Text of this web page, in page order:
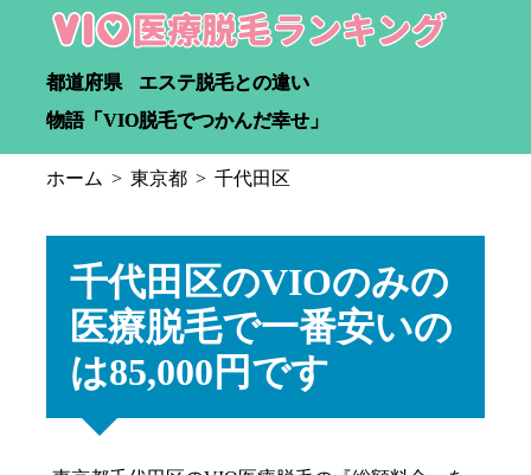
都道府県
エステ脱毛との違い
物語「VIO脱毛でつかんだ幸せ」
ホーム 東京都 千代田区
千代田区のVIOのみの
医療脱毛で一番安いの
は85,000円です